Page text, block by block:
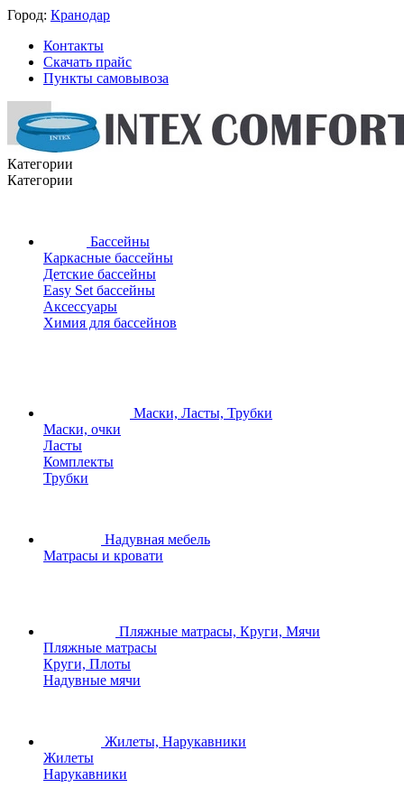
Город: Кранодар
Контакты
Скачать прайс
Пункты самовывоза
Категории
Категории
Бассейны
Каркасные бассейны
Детские бассейны
Easy Set бассейны
Аксессуары
Химия для бассейнов
Маски, Ласты, Трубки
Маски, очки
Ласты
Комплекты
Трубки
Надувная мебель
Матрасы и кровати
Пляжные матрасы, Круги, Мячи
Пляжные матрасы
Круги, Плоты
Надувные мячи
Жилеты, Нарукавники
Жилеты
Нарукавники